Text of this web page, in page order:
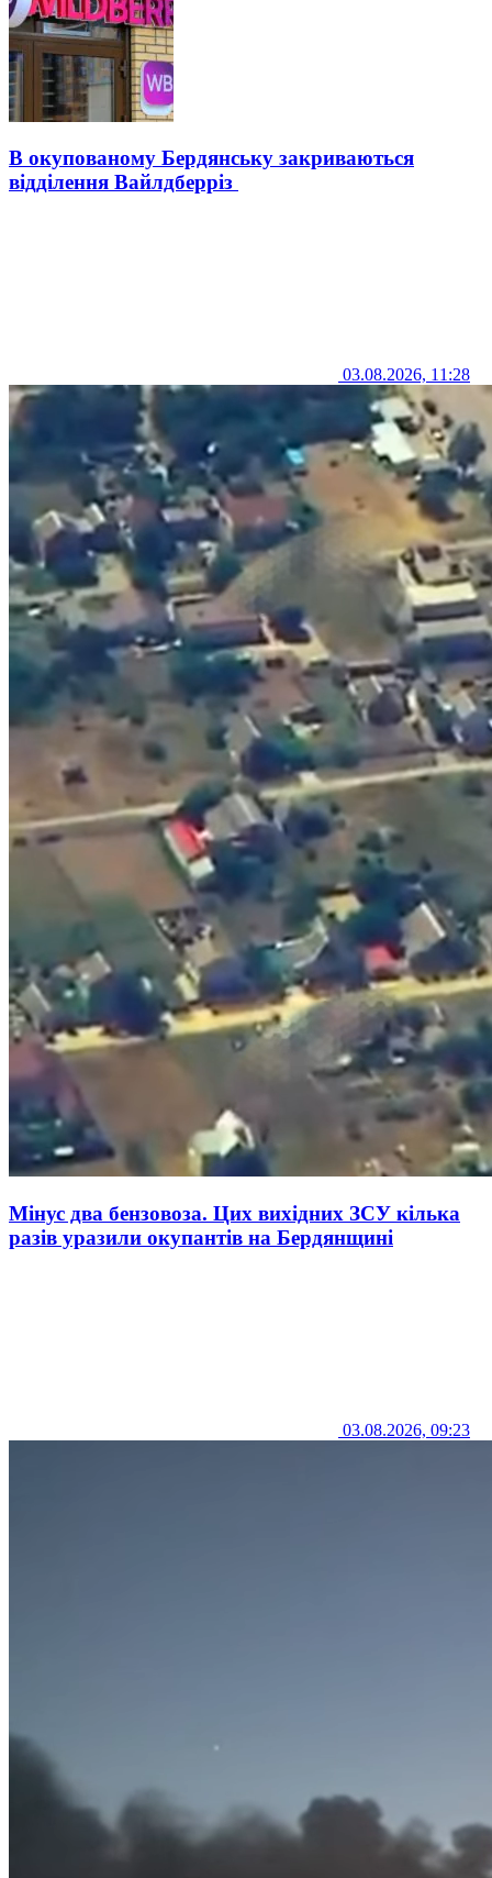
В окупованому Бердянську закриваються
відділення Вайлдберріз
03.08.2026, 11:28
Мінус два бензовоза. Цих вихідних ЗСУ кілька
разів уразили окупантів на Бердянщині
03.08.2026, 09:23